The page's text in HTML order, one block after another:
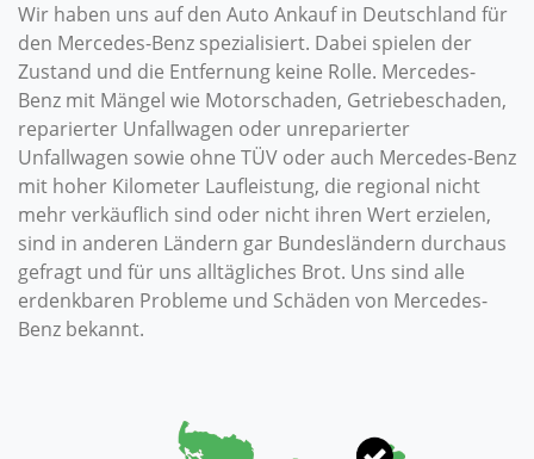
Wir haben uns auf den Auto Ankauf in Deutschland für
den Mercedes-Benz spezialisiert. Dabei spielen der
Zustand und die Entfernung keine Rolle. Mercedes-
Benz mit Mängel wie Motorschaden, Getriebeschaden,
reparierter Unfallwagen oder unreparierter
Unfallwagen sowie ohne TÜV oder auch Mercedes-Benz
mit hoher Kilometer Laufleistung, die regional nicht
mehr verkäuflich sind oder nicht ihren Wert erzielen,
sind in anderen Ländern gar Bundesländern durchaus
gefragt und für uns alltägliches Brot. Uns sind alle
erdenkbaren Probleme und Schäden von Mercedes-
Benz bekannt.